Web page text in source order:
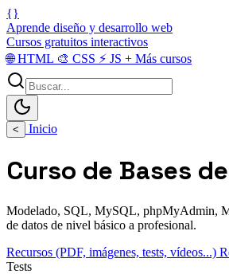
{}
Aprende diseño y desarrollo web
Cursos gratuitos interactivos
🌐HTML 🎨 CSS ⚡ JS + Más cursos
< Inicio
Curso de Bases
Modelado, SQL, MySQL, phpMyAdmin,
de datos de nivel básico a profesional.
Recursos (PDF, imágenes, tests, vídeos...)
Tests